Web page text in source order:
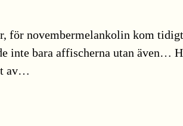
för novembermelankolin kom
inte bara affischerna utan även…
av…